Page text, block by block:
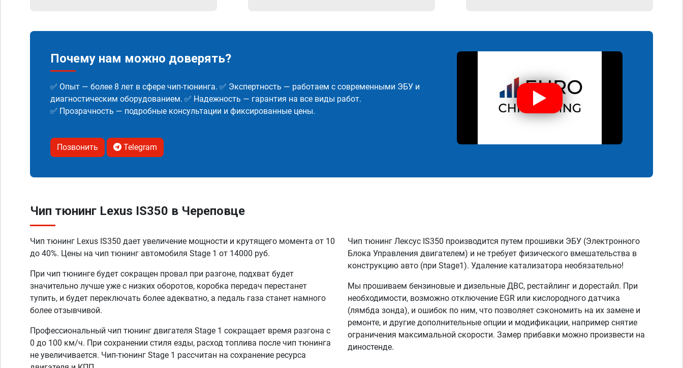
Почему нам можно доверять?
✅ Опыт — более 8 лет в сфере чип-тюнинга. ✅ Экспертность — работаем с современными ЭБУ и
диагностическим оборудованием. ✅ Надежность — гарантия на все виды работ.
✅ Прозрачность — подробные консультации и фиксированные цены.
Позвонить Telegram
Чип тюнинг Lexus IS350 в Череповце
Чип тюнинг Lexus IS350 дает увеличение мощности и крутящего момента от 10
до 40%. Цены на чип тюнинг автомобиля Stage 1 от 14000 руб.
При чип тюнинге будет сокращен провал при разгоне, подхват будет
значительно лучше уже с низких оборотов, коробка передач перестанет
тупить, и будет переключать более адекватно, а педаль газа станет намного
более отзывчивой.
Профессиональный чип тюнинг двигателя Stage 1 сокращает время разгона с
0 до 100 км/ч. При сохранении стиля езды, расход топлива после чип тюнинга
не увеличивается. Чип-тюнинг Stage 1 рассчитан на сохранение ресурса
Чип тюнинг Лексус IS350 производится путем прошивки ЭБУ (Электронного
Блока Управления двигателем) и не требует физического вмешательства в
конструкцию авто (при Stage1). Удаление катализатора необязательно!
Мы прошиваем бензиновые и дизельные ДВС, рестайлинг и дорестайл. При
необходимости, возможно отключение EGR или кислородного датчика
(лямбда зонда), и ошибок по ним, что позволяет сэкономить на их замене и
ремонте, и другие дополнительные опции и модификации, например снятие
ограничения максимальной скорости. Замер прибавки можно произвести на
диностенде.